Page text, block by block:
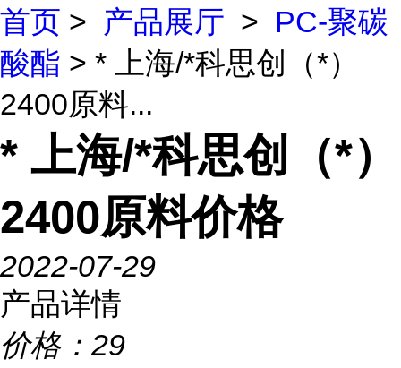
首页 > 产品展厅 > PC-聚碳
酸酯 > * 上海/*科思创（*）
2400原料...
* 上海/*科思创（*）
2400原料价格
2022-07-29
产品详情
价格： 29